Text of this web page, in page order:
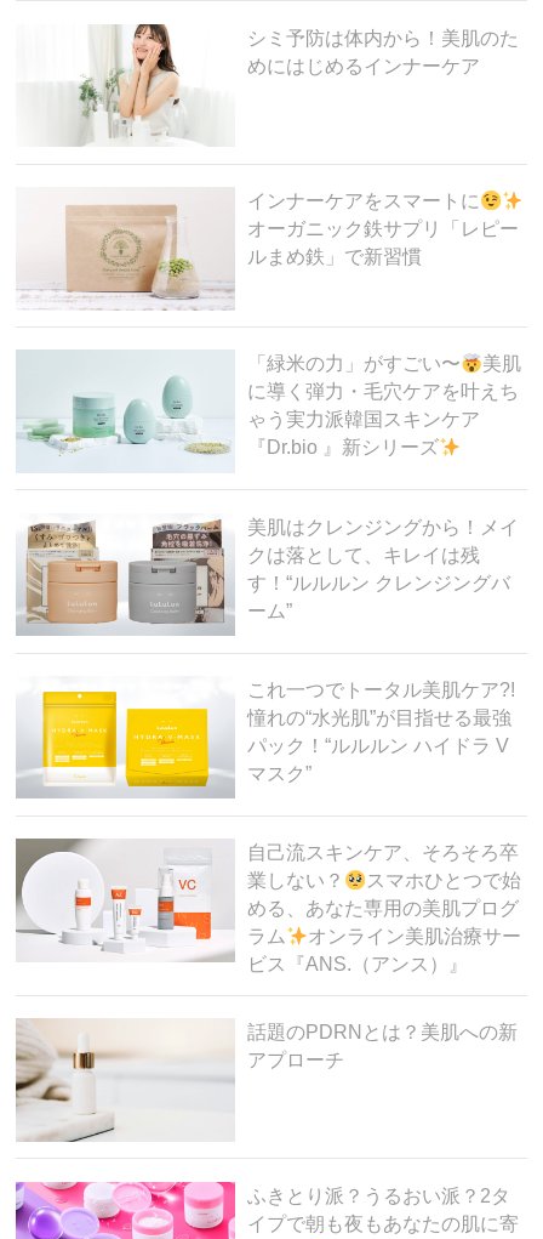
シミ予防は体内から！美肌のた
めにはじめるインナーケア
インナーケアをスマートに
オーガニック鉄サプリ「レピー
ルまめ鉄」で新習慣
「緑米の力」がすごい〜
美肌
に導く弾力・毛穴ケアを叶えち
ゃう実力派韓国スキンケア
『Dr.bio 』新シリーズ
美肌はクレンジングから！メイ
クは落として、キレイは残
す！“ルルルン クレンジングバ
ーム”
これ一つでトータル美肌ケア?!
憧れの“水光肌”が目指せる最強
パック！“ルルルン ハイドラ V
マスク”
自己流スキンケア、そろそろ卒
業しない？
スマホひとつで始
める、あなた専用の美肌プログ
ラム
オンライン美肌治療サー
ビス『ANS.（アンス）』
話題のPDRNとは？美肌への新
アプローチ
ふきとり派？うるおい派？2タ
イプで朝も夜もあなたの肌に寄